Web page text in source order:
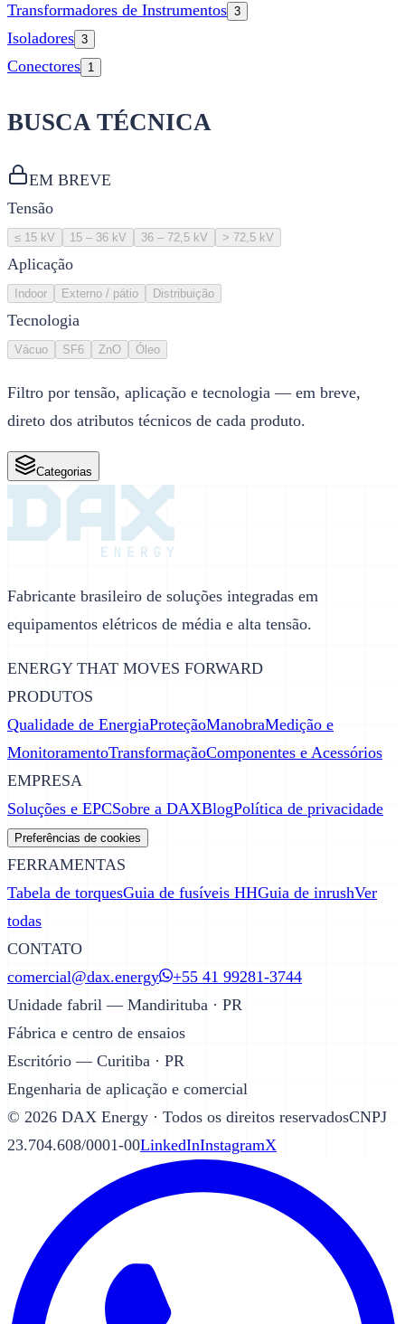
Transformadores de Instrumentos 3
Isoladores 3
Conectores 1
BUSCA TÉCNICA
EM BREVE
Tensão
≤ 15 kV 15 – 36 kV 36 – 72,5 kV > 72,5 kV
Aplicação
Indoor Externo / pátio Distribuição
Tecnologia
Vácuo SF6 ZnO Óleo
Filtro por tensão, aplicação e tecnologia — em breve,
direto dos atributos técnicos de cada produto.
Categorias
Fabricante brasileiro de soluções integradas em
equipamentos elétricos de média e alta tensão.
ENERGY THAT MOVES FORWARD
PRODUTOS
Qualidade de EnergiaProteçãoManobraMedição e
MonitoramentoTransformaçãoComponentes e Acessórios
EMPRESA
Soluções e EPCSobre a DAXBlogPolítica de privacidade
Preferências de cookies
FERRAMENTAS
Tabela de torquesGuia de fusíveis HHGuia de inrushVer
todas
CONTATO
comercial@dax.energy
+55 41 99281-3744
Unidade fabril — Mandirituba · PR
Fábrica e centro de ensaios
Escritório — Curitiba · PR
Engenharia de aplicação e comercial
© 2026 DAX Energy · Todos os direitos reservadosCNPJ
23.704.608/0001-00LinkedInInstagramX